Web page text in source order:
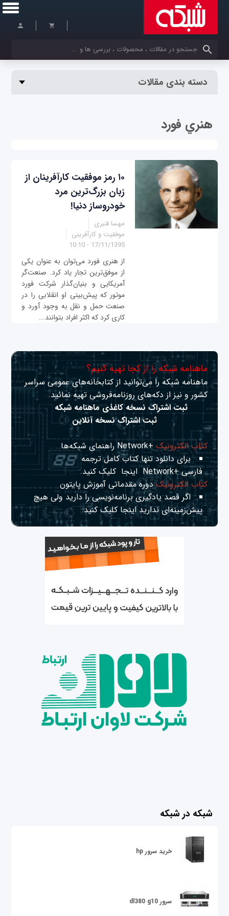
کلمات کلیدی خود را وارد کنید
دسته بندی مقالات
هنري فورد
۱۰ رمز موفقیت کارآفرینان از
زبان بزرگ‌ترین مرد
خودروساز دنیا!
مهسا قنبری
موفقیت و کارآفرینی
17/11/1395 - 10:10
از هنری فورد می‌توان به عنوان یکی
از موفق‌ترین تجار یاد کرد. صنعت‌گر
آمریکایی و بنیان‌گذار شرکت فورد
موتور که پیش‌بینی او انقلابی را در
صنعت حمل و نقل به وجود آورد و
کاری کرد که اکثر افراد بتوانند...
ماهنامه شبکه را از کجا تهیه کنیم؟
ماهنامه شبکه را می‌توانید از کتابخانه‌های عمومی سراسر
کشور و نیز از دکه‌های روزنامه‌فروشی تهیه نمائید.
ثبت اشتراک نسخه کاغذی ماهنامه شبکه
ثبت اشتراک نسخه آنلاین
کتاب الکترونیک+Network راهنمای شبکه‌ها
برای دانلود تنها کتاب کامل ترجمه
فارسی +Network
اینجا کلیک کنید.
کتاب الکترونیکدوره مقدماتی آموزش پایتون
اگر قصد یادگیری برنامه‌نویسی را دارید ولی هیچ
پیش‌زمینه‌ای نداریداینجا کلیک کنید.
شبکه در شبکه
خرید سرور hp
سرور dl380 g10